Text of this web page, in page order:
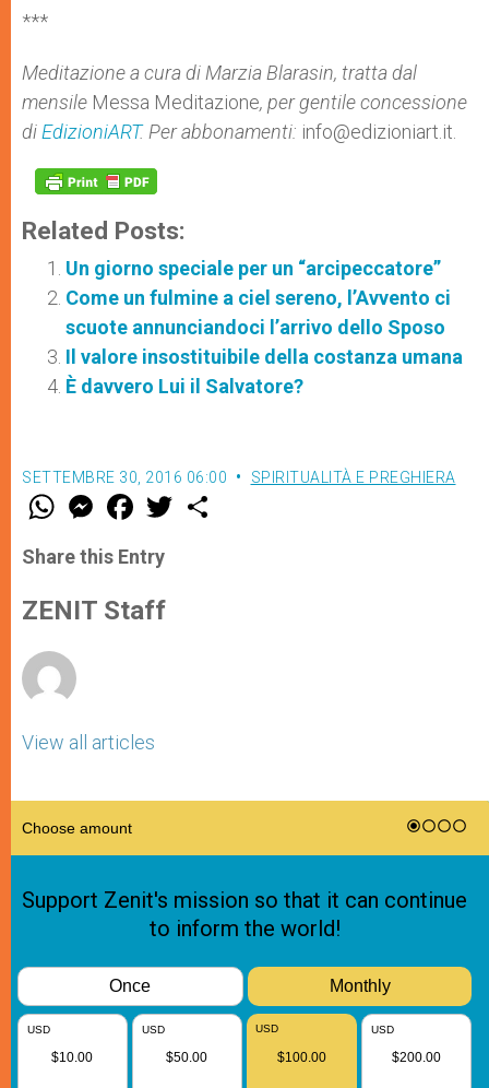
***
Meditazione a cura di Marzia Blarasin, tratta dal
mensile Messa Meditazione, per gentile concessione
di EdizioniART. Per abbonamenti: info@edizioniart.it.
Related Posts:
Un giorno speciale per un “arcipeccatore”
Come un fulmine a ciel sereno, l’Avvento ci
scuote annunciandoci l’arrivo dello Sposo
Il valore insostituibile della costanza umana
È davvero Lui il Salvatore?
SETTEMBRE 30, 2016 06:00 SPIRITUALITÀ E PREGHIERA
W
t
s
p
p
M
e
s
e
g
e
F
a
e
b
o
k
w
Share this Entry
ZENIT Staff
View all articles